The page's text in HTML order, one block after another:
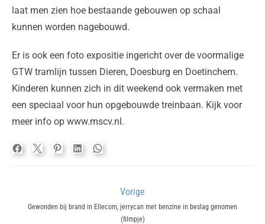
laat men zien hoe bestaande gebouwen op schaal
kunnen worden nagebouwd.
Er is ook een foto expositie ingericht over de voormalige
GTW tramlijn tussen Dieren, Doesburg en Doetinchem.
Kinderen kunnen zich in dit weekend ook vermaken met
een speciaal voor hun opgebouwde treinbaan. Kijk voor
meer info op www.mscv.nl.
navigatie
Vorige
Previous
Gewonden bij brand in Ellecom, jerrycan met benzine in beslag genomen
(filmpje)